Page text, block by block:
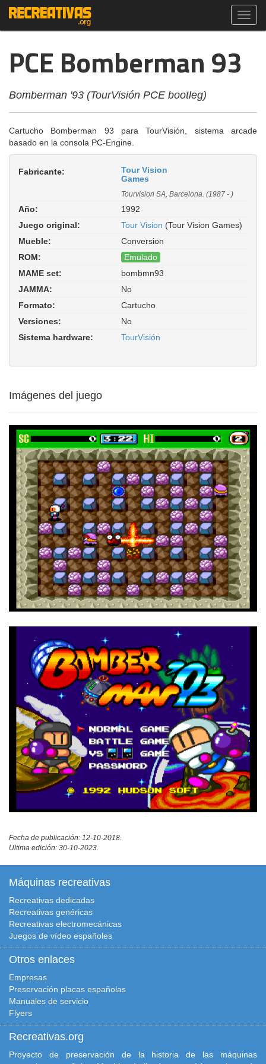
PCE Bomberman 93
Bomberman '93 (TourVisión PCE bootleg)
Cartucho Bomberman 93 para TourVisión, sistema arcade
basado en la consola PC-Engine.
Fabricante:
Tour Vision
Games
Tourvision SA, Barcelona. (1987 - )
Año:
1992
Juego original:
Tour Vision (Tour Vision Games)
Mueble:
Conversion
ROM:
Emulado
MAME set:
bombmn93
bootleg). ROM Parent: tourvis. Driver:
hash/pce_tourvision.xml
JAMMA:
No
Formato:
Cartucho
Versiones:
No
Sistema hardware:
TourVisión
Imágenes del juego
Fecha de publicación: 12-10-2018.
Ultima edición: 30-10-2023.
Máquinas recreativas
Recreativas dedicadas
Recreativas genéricas
Recreativas electromecánicas
Juegos de vídeo españoles
Otros enlaces
Empresas
Preservación placas españolas
Manuales de servicio
Flyers
Recreativas.org
Proyecto de preservación de la historia de las máquinas